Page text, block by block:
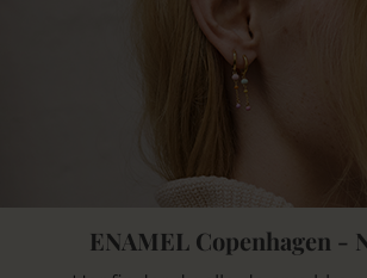
ENAMEL Copenhagen -